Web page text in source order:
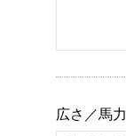
広さ／馬力